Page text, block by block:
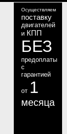
Осуществляем
поставку
двигателей
и КПП
БЕЗ
предоплаты
с
гарантией
от 1
месяца